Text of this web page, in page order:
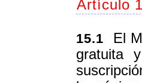
Artículo
15.1 El
gratuita